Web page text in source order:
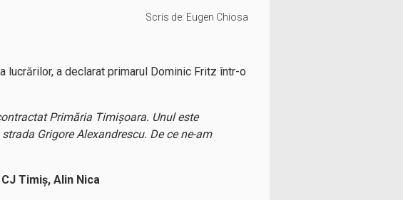
Scris de: Eugen Chiosa
a declarat primarul Dominic Fritz într-o
Primăria Timișoara. Unul este
Grigore Alexandrescu. De ce ne-am
Timiș, Alin Nica